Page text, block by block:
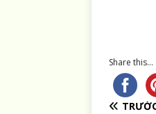
Share this...